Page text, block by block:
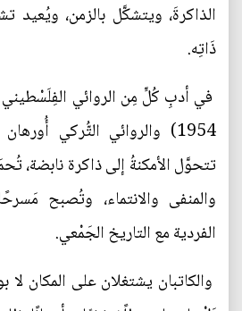
الذاكرةَ، ويتشكَّل بالزمن، ويُعيد
ذَاتِه.
في أدبِ كُلٍّ مِن الروائي الفِلَسْطيني
تتحوَّل الأمكنةُ إلى ذاكرة نابضة،
والمنفى والانتماء، وتُصبح
الفردية مع التاريخ الجَمْعي.
والكاتبان يشتغلان على المكان